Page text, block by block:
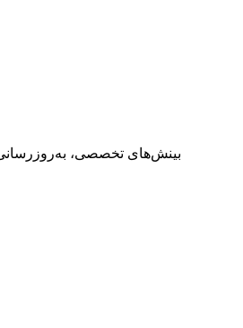
بینش‌های تخصصی، به‌روزرسانی